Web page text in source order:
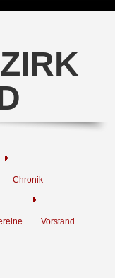
Chronik
Vorstand